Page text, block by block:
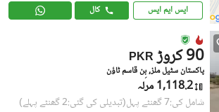
ایس ایم ایس کال
PKR 90 کروڑ
پاکستان سٹیل ملز, بِن قاسم ٹاؤن
1,118.2 مرلہ
شامل کی:7 گھنٹے پہل (تبدیلی کی گئی:2 گھنٹے پہلے)